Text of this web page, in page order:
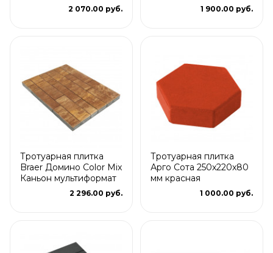
2 070.00 руб. 1 900.00 руб.
Тротуарная плитка
Braer Домино Color Mix
Каньон мультиформат
2 296.00 руб.
Тротуарная плитка
Арго Сота 250x220x80
мм красная
1 000.00 руб.